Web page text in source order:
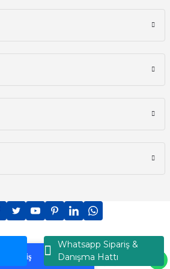
Ödeme Güvenliği
Destek
Alışveriş
Whatsapp Sipariş &
Danışma Hattı
2026 - Tüm Hakları Saklıdır